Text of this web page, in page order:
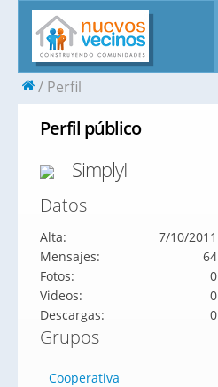
Perfil
Perfil público
SimplyI
Datos
Alta:
7/10/2011
Mensajes:
64
Fotos:
0
Videos:
0
Descargas:
0
Grupos
Cooperativa